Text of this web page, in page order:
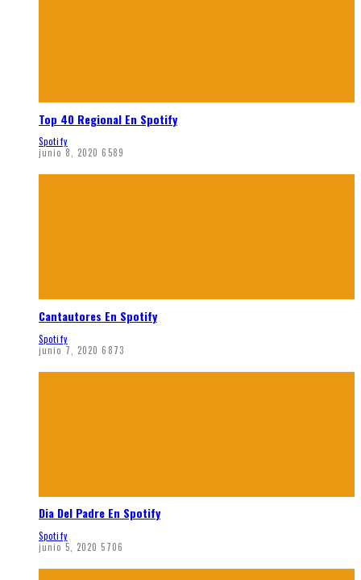
Top 40 Regional En Spotify
Spotify
junio 8, 2020 6589
Cantautores En Spotify
Spotify
junio 7, 2020 6873
Dia Del Padre En Spotify
Spotify
junio 5, 2020 5706